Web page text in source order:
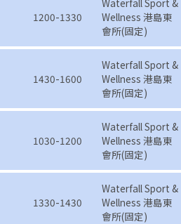
1200-1330
Waterfall Sport &
Wellness 港島東
會所(固定)
1430-1600
Waterfall Sport &
Wellness 港島東
會所(固定)
1030-1200
Waterfall Sport &
Wellness 港島東
會所(固定)
1330-1430
Waterfall Sport &
Wellness 港島東
會所(固定)